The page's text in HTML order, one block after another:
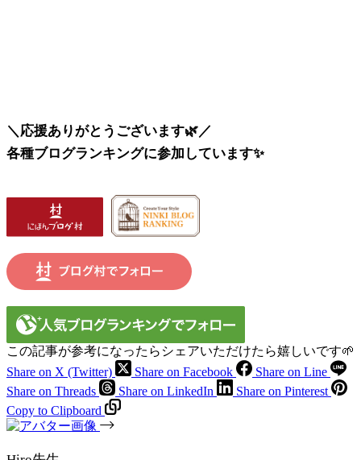
＼応援ありがとうございます🌿／
各種ブログランキングに参加しています✨
この記事が参考になったらシェアいただけたら嬉しいです🌱
Share on X (Twitter)
Share on Facebook
Share on Line
Share on Threads
Share on LinkedIn
Share on Pinterest
Copy to Clipboard